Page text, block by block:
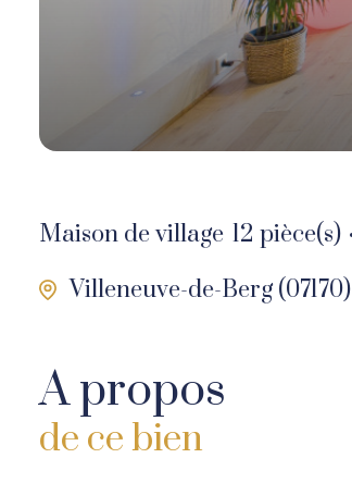
Maison de village 12 pièce(s)
Villeneuve-de-Berg (07170)
A propos
de ce bien